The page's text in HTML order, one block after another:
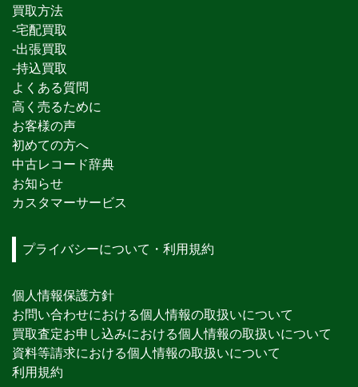
買取方法
-宅配買取
-出張買取
-持込買取
よくある質問
高く売るために
お客様の声
初めての方へ
中古レコード辞典
お知らせ
カスタマーサービス
プライバシーについて・利用規約
個人情報保護方針
お問い合わせにおける個人情報の取扱いについて
買取査定お申し込みにおける個人情報の取扱いについて
資料等請求における個人情報の取扱いについて
利用規約